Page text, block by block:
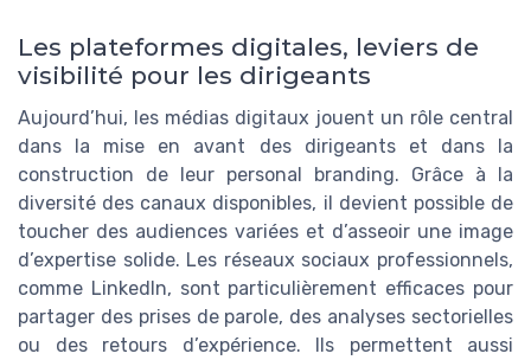
Les plateformes digitales, leviers de
visibilité pour les dirigeants
Aujourd’hui, les médias digitaux jouent un rôle central
dans la mise en avant des dirigeants et dans la
construction de leur personal branding. Grâce à la
diversité des canaux disponibles, il devient possible de
toucher des audiences variées et d’asseoir une image
d’expertise solide. Les réseaux sociaux professionnels,
comme LinkedIn, sont particulièrement efficaces pour
partager des prises de parole, des analyses sectorielles
ou des retours d’expérience. Ils permettent aussi